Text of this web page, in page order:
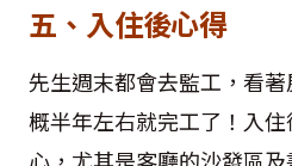
五、入住後心得
先生週末都會去監工，看
概半年左右就完工了！入
心，尤其是客廳的沙發區